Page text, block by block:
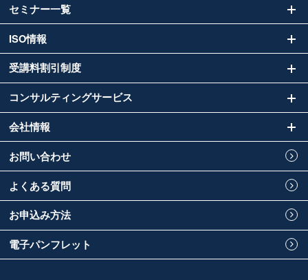
セミナー一覧
ISO情報
受講料割引制度
コンサルティングサービス
会社情報
お問い合わせ
よくある質問
お申込み方法
電子パンフレット